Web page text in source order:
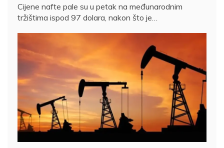
Cijene nafte pale su u petak na međunarodnim
tržištima ispod 97 dolara, nakon što je…